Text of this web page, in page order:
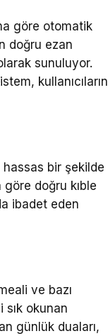
göre otomatik
doğru ezan
sunuluyor.
kullanıcıların
bir şekilde
doğru kıble
ibadet eden
ve bazı
okunan
günlük duaları,